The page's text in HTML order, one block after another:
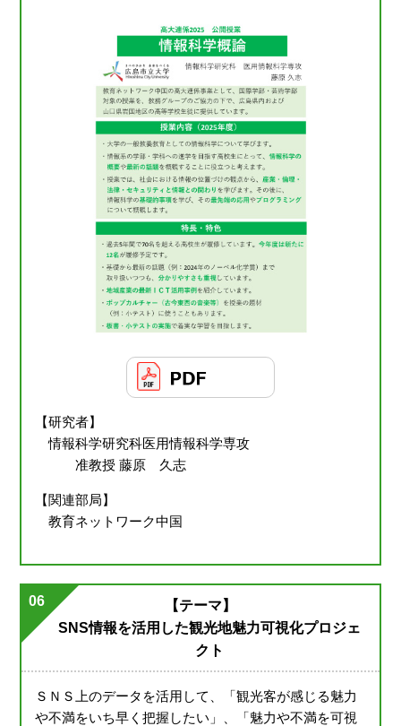
【研究者】
情報科学研究科医用情報科学専攻
准教授 藤原 久志
【関連部局】
教育ネットワーク中国
06
【テーマ】
SNS情報を活用した観光地魅力可視化プロジェ
クト
ＳＮＳ上のデータを活用して、「観光客が感じる魅力
や不満をいち早く把握したい」、「魅力や不満を可視